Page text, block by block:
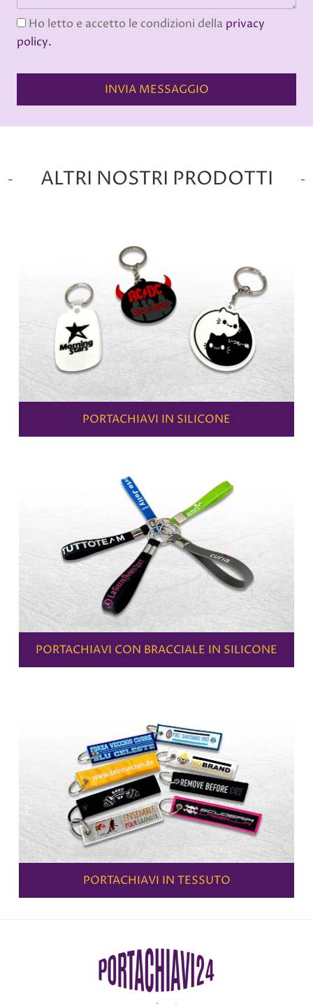
Ho letto e accetto le condizioni della privacy
policy.
INVIA MESSAGGIO
ALTRI NOSTRI PRODOTTI
PORTACHIAVI IN SILICONE
PORTACHIAVI CON BRACCIALE IN SILICONE
PORTACHIAVI IN TESSUTO